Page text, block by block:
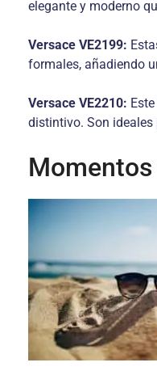
elegante y moderno
Versace VE2199:
formales, añadiendo
Versace VE2210:
distintivo. Son